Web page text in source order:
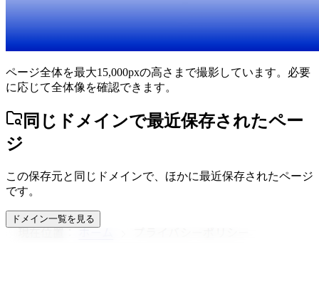
ページ全体を最大15,000pxの高さまで撮影しています。必要
に応じて全体像を確認できます。
同じドメインで最近保存されたペー
ジ
この保存元と同じドメインで、ほかに最近保存されたページ
です。
ドメイン一覧を見る